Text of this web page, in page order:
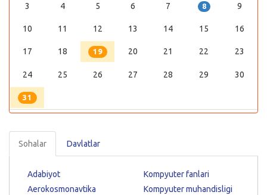
3 4 5 6 7 8 9
10 11 12 13 14 15 16
17 18 19 20 21 22 23
24 25 26 27 28 29 30
31
Sohalar Davlatlar
Adabiyot
Aerokosmonavtika
Kompyuter fanlari
Kompyuter muhandisligi